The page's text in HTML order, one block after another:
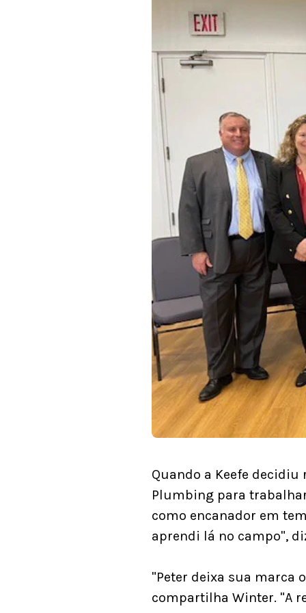
Quando a Keefe
Plumbing para
como encanador em
aprendi lá no campo",
"Peter deixa sua marca
compartilha Winter. "A